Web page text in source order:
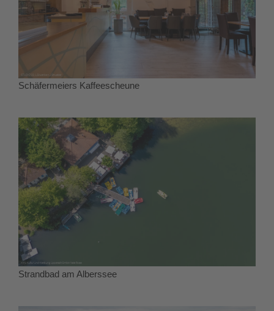
Schäfermeiers Kaffeescheune
Strandbad am Alberssee